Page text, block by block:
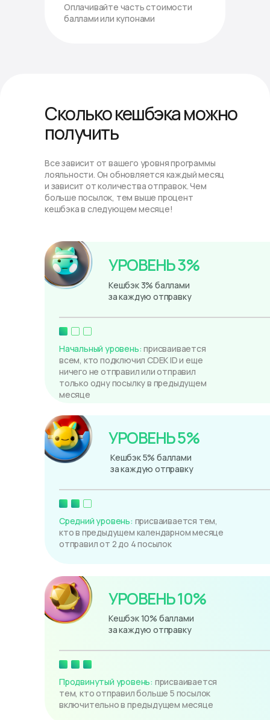
Оплачивайте часть стоимости
баллами или купонами
Сколько кешбэка можно
получить
Все зависит от вашего уровня программы
лояльности. Он обновляется каждый месяц
и зависит от количества отправок. Чем
больше посылок, тем выше процент
кешбэка в следующем месяце!
УРОВЕНЬ 10%
Кешбэк 10% баллами
за каждую отправку
Продвинутый уровень: присваивается
тем, кто отправил больше 5 посылок
включительно в предыдущем месяце
УРОВЕНЬ 3%
Кешбэк 3% баллами
за каждую отправку
Начальный уровень:присваивается
всем, кто подключил CDEK ID и еще
ничего не отправил или отправил
только одну посылку в предыдущем
месяце
УРОВЕНЬ 5%
Кешбэк 5% баллами
за каждую отправку
Средний уровень: присваивается тем,
кто в предыдущем календарном месяце
отправил от 2 до 4 посылок